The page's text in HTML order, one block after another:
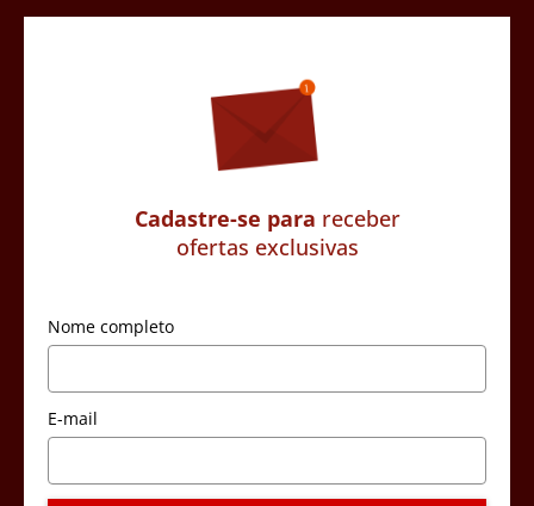
Cadastre-se para receber
ofertas exclusivas
Nome completo
E-mail